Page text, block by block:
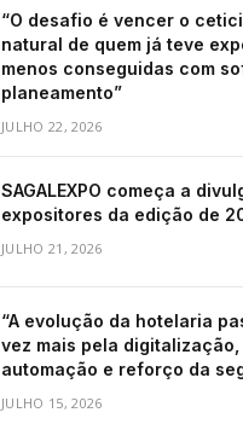
“O desafio é vencer o
natural de quem já teve
menos conseguidas com
planeamento”
JULHO 22, 2026
SAGALEXPO começa a
expositores da edição de
JULHO 21, 2026
“A evolução da hotelaria
vez mais pela digitalização,
automação e reforço da
JULHO 15, 2026